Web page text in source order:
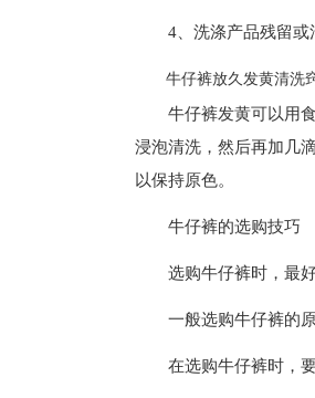
4、洗涤产品残留或
牛仔裤放久发黄清洗
牛仔裤发黄可以用
浸泡清洗，然后再加几
以保持原色。
牛仔裤的选购技巧
选购牛仔裤时，最
一般选购牛仔裤的
在选购牛仔裤时，